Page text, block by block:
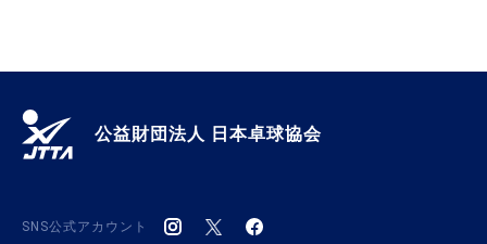
公益財団法人 日本卓球協会
SNS公式アカウント